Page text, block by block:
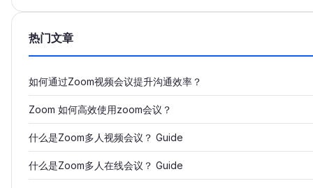
热门文章
如何通过Zoom视频会议提升沟通效率？
Zoom 如何高效使用zoom会议？
什么是Zoom多人视频会议？ Guide
什么是Zoom多人在线会议？ Guide